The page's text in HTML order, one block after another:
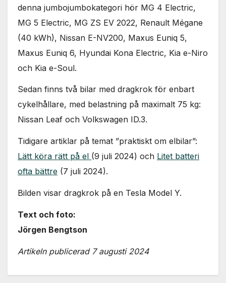
denna jumbojumbokategori hör MG 4 Electric,
MG 5 Electric, MG ZS EV 2022, Renault Mégane
(40 kWh), Nissan E-NV200, Maxus Euniq 5,
Maxus Euniq 6, Hyundai Kona Electric, Kia e-Niro
och Kia e-Soul.
Sedan finns två bilar med dragkrok för enbart
cykelhållare, med belastning på maximalt 75 kg:
Nissan Leaf och Volkswagen ID.3.
Tidigare artiklar på temat ”praktiskt om elbilar”:
Lätt köra rätt på el (9 juli 2024) och Litet batteri
ofta bättre (7 juli 2024).
Bilden visar dragkrok på en Tesla Model Y.
Text och foto:
Jörgen Bengtson
Artikeln publicerad 7 augusti 2024